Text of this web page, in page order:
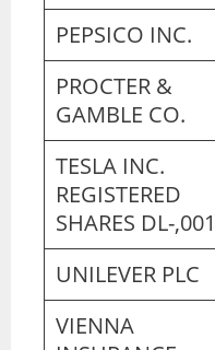
PEPSICO INC.
PROCTER &
GAMBLE CO.
TESLA INC.
REGISTERED
SHARES DL-,001
UNILEVER PLC
VIENNA